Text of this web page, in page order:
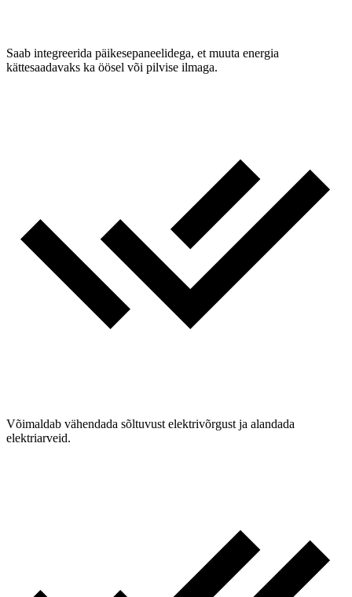
Saab integreerida päikesepaneelidega, et muuta energia
kättesaadavaks ka öösel või pilvise ilmaga.
Võimaldab vähendada sõltuvust elektrivõrgust ja alandada
elektriarveid.